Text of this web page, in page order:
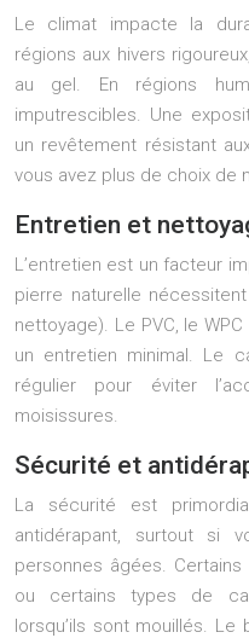
Le climat impacte la
régions aux hivers
au gel. En régions
imputrescibles. Une
un revêtement résistant
vous avez plus de choix de
Entretien et
L’entretien est un facteur
pierre naturelle
nettoyage). Le PVC, le
un entretien minimal. Le
régulier pour éviter
moisissures.
Sécurité et
La sécurité est
antidérapant, surtout si
personnes âgées.
ou certains types de
lorsqu’ils sont mouillés.